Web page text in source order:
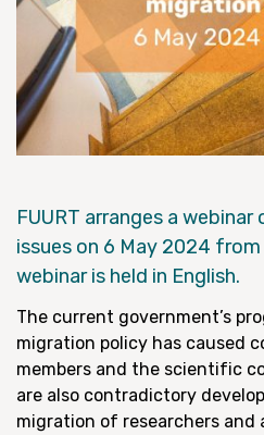
FUURT arranges a
issues on 6 May 2024 from
webinar is held in English.
The current government’s
migration policy has caused
members and the scientific
are also contradictory
migration of researchers and